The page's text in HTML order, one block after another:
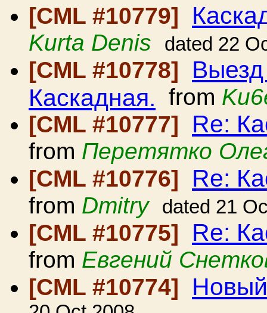
[CML #10779]
Kurta Denis dated 22
[CML #10778]
Каскадная. from
[CML #10777]
Re:
from Перетятко
[CML #10776]
Re:
from Dmitry dated 21
[CML #10775] Re:
from Евгений
[CML #10774]